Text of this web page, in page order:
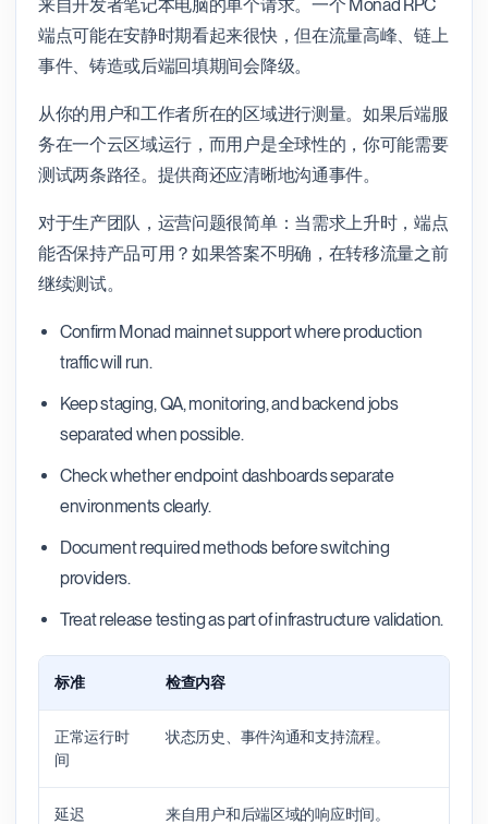
来自开发者笔记本电脑的单个请求。一个 Monad RPC
端点可能在安静时期看起来很快，但在流量高峰、链上
事件、铸造或后端回填期间会降级。
从你的用户和工作者所在的区域进行测量。如果后端服
务在一个云区域运行，而用户是全球性的，你可能需要
测试两条路径。提供商还应清晰地沟通事件。
对于生产团队，运营问题很简单：当需求上升时，端点
能否保持产品可用？如果答案不明确，在转移流量之前
继续测试。
Confirm Monad mainnet support where production
traffic will run.
Keep staging, QA, monitoring, and backend jobs
separated when possible.
Check whether endpoint dashboards separate
environments clearly.
Document required methods before switching
providers.
Treat release testing as part of infrastructure validation.
标准 检查内容
正常运行时
间
状态历史、事件沟通和支持流程。
延迟 来自用户和后端区域的响应时间。